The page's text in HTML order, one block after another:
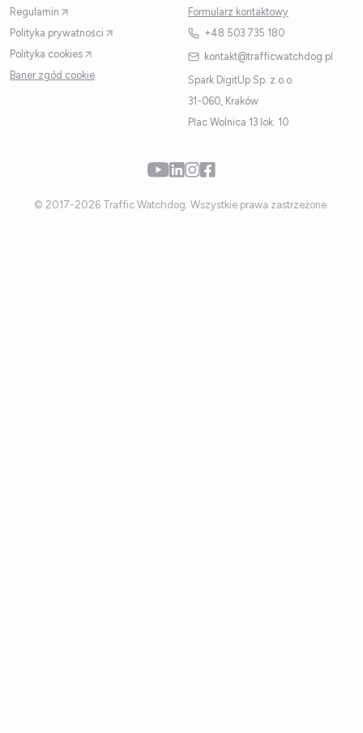
Regulamin
Polityka prywatności
Polityka cookies
Baner zgód cookie
Formularz kontaktowy
+48 503 735 180
kontakt@trafficwatchdog.pl
Spark DigitUp Sp. z.o.o.
31-060, Kraków
Plac Wolnica 13 lok. 10
© 2017-2026 Traffic Watchdog. Wszystkie prawa zastrzeżone.